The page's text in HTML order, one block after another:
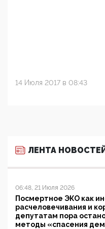
14 Июля 2017 в 08:43
ЛЕНТА
06:48, 21 Июля 2026
Посмертное ЭКО как
расчеловечивания и
депутатам пора
методы «спасения